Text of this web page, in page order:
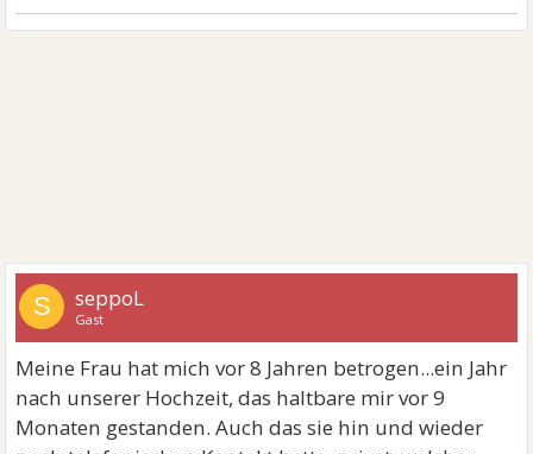
S seppoL
Gast
Meine Frau hat mich vor 8 Jahren betrogen...ein Jahr
nach unserer Hochzeit, das haltbare mir vor 9
Monaten gestanden. Auch das sie hin und wieder